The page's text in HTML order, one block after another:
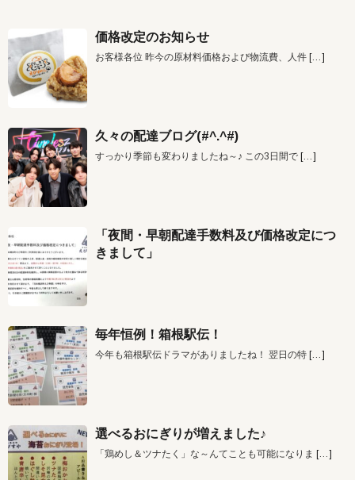
価格改定のお知らせ
お客様各位 昨今の原材料価格および物流費、人件 […]
久々の配達ブログ(#^.^#)
すっかり季節も変わりましたね～♪ この3日間で […]
「夜間・早朝配達手数料及び価格改定につ
きまして」
毎年恒例！箱根駅伝！
今年も箱根駅伝ドラマがありましたね！ 翌日の特 […]
選べるおにぎりが増えました♪
「鶏めし＆ツナたく」な～んてことも可能になりま […]